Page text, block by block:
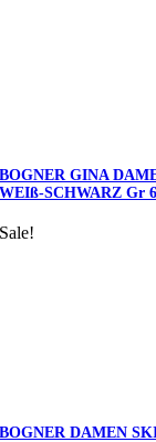
BOGNER GINA
WEIß-SCHWARZ Gr
Sale!
BOGNER DAMEN